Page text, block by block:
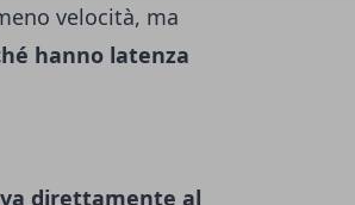
velocità, ma
hanno latenza
va direttamente al